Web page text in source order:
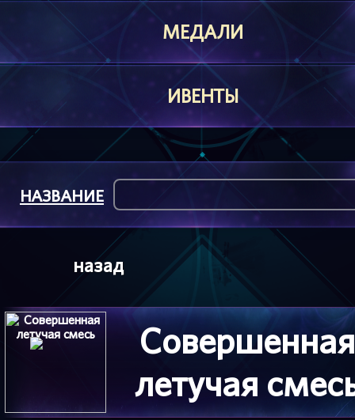
МЕДАЛИ
ИВЕНТЫ
назад
НАЗВАНИЕ
Совершенная
летучая